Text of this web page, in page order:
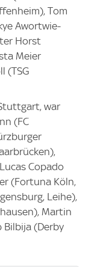
Tom
Awortwie-
Horst
Meier
(TSG
war
(FC
Copado
(Fortuna Köln,
Leihe),
Martin
Bilbija (Derby